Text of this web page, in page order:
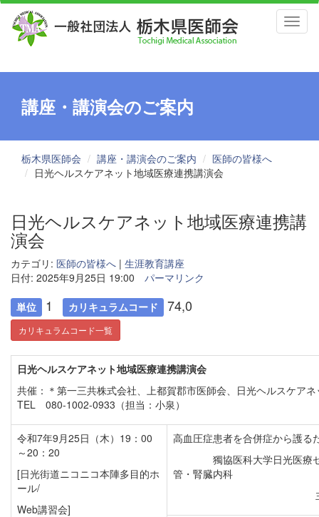
講座・講演会のご案内
栃木県医師会 講座・講演会のご案内
医師の皆様へ
日光ヘルスケアネット地域医療連携講演会
日光ヘルスケアネット地域医療連携講
演会
カテゴリ: 医師の皆様へ | 生涯教育講座
日付: 2025年9月25日 19:00
パーマリンク
単位 1 カリキュラムコード 74,0
カリキュラムコード一覧
日光ヘルスケアネット地域医療連携講演会
共催：＊第一三共株式会社、上都賀郡市医師会、日光ヘルスケア
TEL 080-1002-0933（担当：小泉）
令和7年9月25日（木）19：00
～20：20
[日光街道ニコニコ本陣多目的ホ
ール/
Web講習会]
高血圧症患者を合併症から護る
獨協医科大学日光医療セ
管・腎臓内科